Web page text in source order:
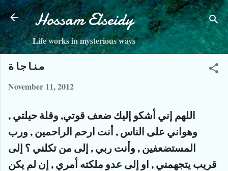
Skip to main content
Hossam Elseidy
Life works in mysterious ways
مناجاة
November 11, 2012
ﺍﻟﻠﻬﻢ ﺇﻧﻲ ﺃﺷﻜﻮ ﺇﻟﻴﻚ ﺿﻌﻒ ﻗﻮﺗﻲ, ﻭﻗﻠﺔ ﺣﻴﻠﺘﻲ ,
ﻭﻫﻮﺍﻧﻲ ﻋﻠﻰ ﺍﻟﻨﺎﺱ , ﺃﻧﺖ ﺍﺭﺣﻢ ﺍﻟﺮﺍﺣﻤﻴﻦ , ﻭﺭﺏ
ﺍﻟﻤﺴﺘﻀﻌﻔﻴﻦ , ﻭﺃﻧﺖ ﺭﺑﻲ , ﺇﻟﻰ ﻣﻦ ﺗﻜﻠﻨﻲ ؟ ﺇﻟﻰ
ﻗﺮﻳﺐ ﻳﺘﺠﻬﻤﻨﻲ , ﺍﻭ ﺇﻟﻰ ﻋﺪﻭ ﻣﻠﻜﺘﻪ ﺃﻣﺮﻱ , ﺇﻥ ﻟﻢ ﻳﻜﻦ